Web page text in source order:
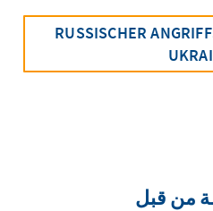
RUSSISCHER
من قبل